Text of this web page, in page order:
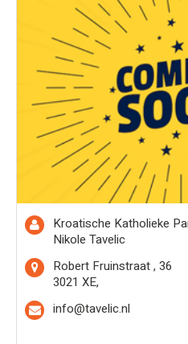
Kroatische Katholieke
Nikole Tavelic
Robert Fruinstraat , 36
3021 XE,
info@tavelic.nl